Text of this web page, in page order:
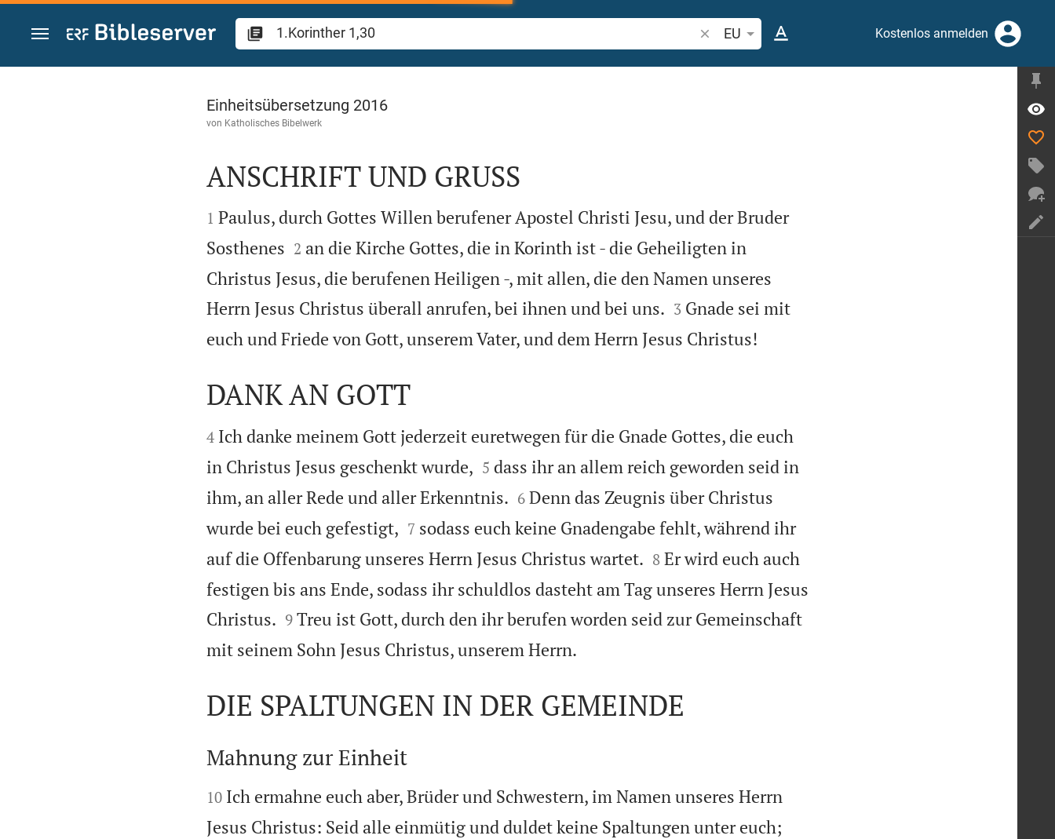
Zum Inhalt springen
Bibelstelle oder Begriff suchen
EU Kostenlos anmelden
1.Korinther 1
Einheitsübersetzung 2016
von Katholisches Bibelwerk

ANSCHRIFT UND GRUSS

1 Paulus, durch Gottes Willen berufener Apostel Christi Jesu, und der Bruder
Sosthenes
2 an die Kirche Gottes, die in Korinth ist - die Geheiligten in
Christus Jesus, die berufenen Heiligen -, mit allen, die den Namen unseres
Herrn Jesus Christus überall anrufen, bei ihnen und bei uns.
3 Gnade sei mit
euch und Friede von Gott, unserem Vater, und dem Herrn Jesus Christus!

DANK AN GOTT

4 Ich danke meinem Gott jederzeit euretwegen für die Gnade Gottes, die euch
in Christus Jesus geschenkt wurde, 

5 dass ihr an allem reich geworden seid in
ihm, an aller Rede und aller Erkenntnis.
6 Denn das Zeugnis über Christus
wurde bei euch gefestigt, 

7 sodass euch keine Gnadengabe fehlt, während ihr
auf die Offenbarung unseres Herrn Jesus Christus wartet.
8 Er wird euch auch
festigen bis ans Ende, sodass ihr schuldlos dasteht am Tag unseres Herrn Jesus
Christus.
9 Treu ist Gott, durch den ihr berufen worden seid zur Gemeinschaft
mit seinem Sohn Jesus Christus, unserem Herrn.

DIE SPALTUNGEN IN DER GEMEINDE

Mahnung zur Einheit

10 Ich ermahne euch aber, Brüder und Schwestern, im Namen unseres Herrn
Jesus Christus: Seid alle einmütig und duldet keine Spaltungen unter euch;